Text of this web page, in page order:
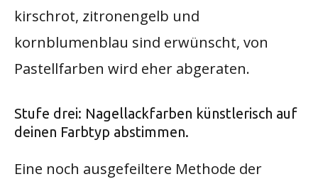
kirschrot, zitronengelb und
kornblumenblau sind erwünscht, von
Pastellfarben wird eher abgeraten.
Stufe drei: Nagellackfarben künstlerisch auf
deinen Farbtyp abstimmen.
Eine noch ausgefeiltere Methode der